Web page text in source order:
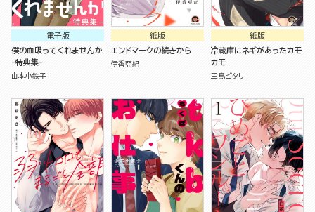
電子版
僕の血吸ってくれませんか
-特典集-
山本小鉄子
紙版
エンドマークの続きから
伊香亞紀
紙版
冷蔵庫にネギがあったカモ
カモ
三島ピタリ